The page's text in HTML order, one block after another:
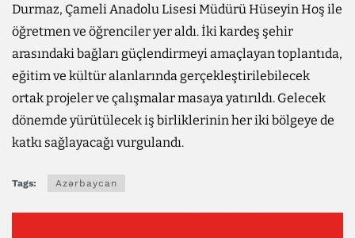
Durmaz, Çameli Anadolu Lisesi Müdürü Hüseyin Hoş ile
öğretmen ve öğrenciler yer aldı. İki kardeş şehir
arasındaki bağları güçlendirmeyi amaçlayan toplantıda,
eğitim ve kültür alanlarında gerçekleştirilebilecek
ortak projeler ve çalışmalar masaya yatırıldı. Gelecek
dönemde yürütülecek iş birliklerinin her iki bölgeye de
katkı sağlayacağı vurgulandı.
Tags: Azərbaycan